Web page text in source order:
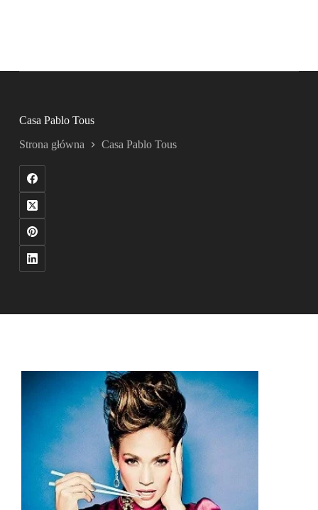
Casa Pablo Tous
Strona główna Casa Pablo Tous